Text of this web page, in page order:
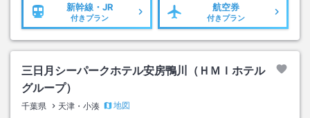
新幹線・JR
付きプラン
航空券
付きプラン
三日月シーパークホテル安房鴨川（ＨＭＩホテル
グループ）
千葉県 天津・小湊
地図